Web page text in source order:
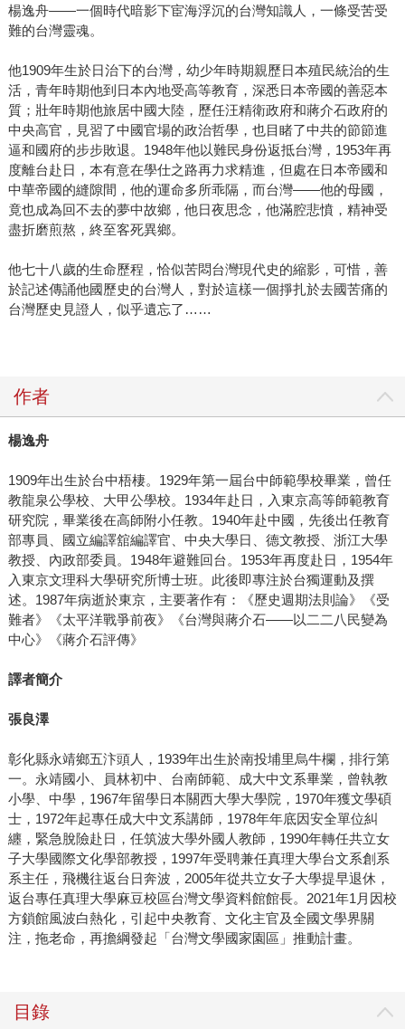
楊逸舟——一個時代暗影下宦海浮沉的台灣知識人，一條受苦受
難的台灣靈魂。
他1909年生於日治下的台灣，幼少年時期親歷日本殖民統治的生
活，青年時期他到日本內地受高等教育，深悉日本帝國的善惡本
質；壯年時期他旅居中國大陸，歷任汪精衛政府和蔣介石政府的
中央高官，見習了中國官場的政治哲學，也目睹了中共的節節進
逼和國府的步步敗退。1948年他以難民身份返抵台灣，1953年再
度離台赴日，本有意在學仕之路再力求精進，但處在日本帝國和
中華帝國的縫隙間，他的運命多所乖隔，而台灣——他的母國，
竟也成為回不去的夢中故鄉，他日夜思念，他滿腔悲憤，精神受
盡折磨煎熬，終至客死異鄉。
他七十八歲的生命歷程，恰似苦悶台灣現代史的縮影，可惜，善
於記述傳誦他國歷史的台灣人，對於這樣一個掙扎於去國苦痛的
台灣歷史見證人，似乎遺忘了……
作者
楊逸舟
1909年出生於台中梧棲。1929年第一屆台中師範學校畢業，曾任
教龍泉公學校、大甲公學校。1934年赴日，入東京高等師範教育
研究院，畢業後在高師附小任教。1940年赴中國，先後出任教育
部專員、國立編譯舘編譯官、中央大學日、德文教授、浙江大學
教授、內政部委員。1948年避難回台。1953年再度赴日，1954年
入東京文理科大學研究所博士班。此後即專注於台獨運動及撰
述。1987年病逝於東京，主要著作有：《歷史週期法則論》《受
難者》《太平洋戰爭前夜》《台灣與蔣介石——以二二八民變為
中心》《蔣介石評傳》
譯者簡介
張良澤
彰化縣永靖鄉五汴頭人，1939年出生於南投埔里烏牛欄，排行第
一。永靖國小、員林初中、台南師範、成大中文系畢業，曾執教
小學、中學，1967年留學日本關西大學大學院，1970年獲文學碩
士，1972年起專任成大中文系講師，1978年年底因安全單位糾
纏，緊急脫險赴日，任筑波大學外國人教師，1990年轉任共立女
子大學國際文化學部教授，1997年受聘兼任真理大學台文系創系
系主任，飛機往返台日奔波，2005年從共立女子大學提早退休，
返台專任真理大學麻豆校區台灣文學資料館館長。2021年1月因校
方鎖館風波白熱化，引起中央教育、文化主官及全國文學界關
注，拖老命，再擔綱發起「台灣文學國家園區」推動計畫。
目錄